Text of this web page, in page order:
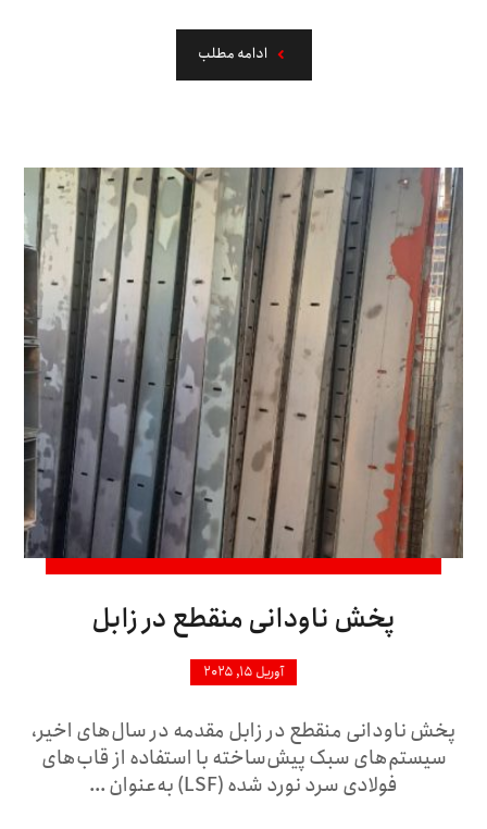
ادامه مطلب
پخش ناودانی منقطع در زابل
آوریل ۱۵, ۲۰۲۵
پخش ناودانی منقطع در زابل مقدمه در سال‌های اخیر،
سیستم‌های سبک پیش‌ساخته با استفاده از قاب‌های
فولادی سرد نورد شده (LSF) به‌عنوان ...